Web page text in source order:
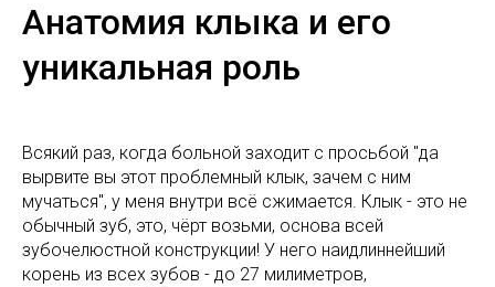
Анатомия клыка и его
уникальная роль
Всякий раз, когда больной заходит с просьбой "да
вырвите вы этот проблемный клык, зачем с ним
мучаться", у меня внутри всё сжимается. Клык - это не
обычный зуб, это, чёрт возьми, основа всей
зубочелюстной конструкции! У него наидлиннейший
корень из всех зубов - до 27 милиметров,